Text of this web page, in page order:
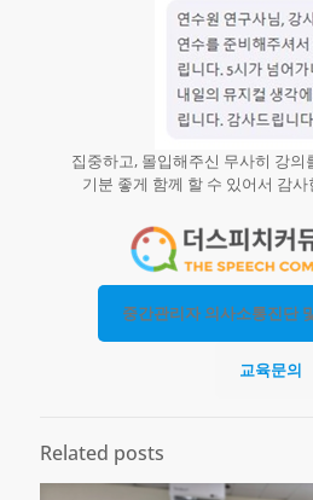
집중하고, 몰입해주신 무사히 강의
기분 좋게 함께 할 수 있어서 감
중간관리자 의사소통진단
교육문의
Related posts